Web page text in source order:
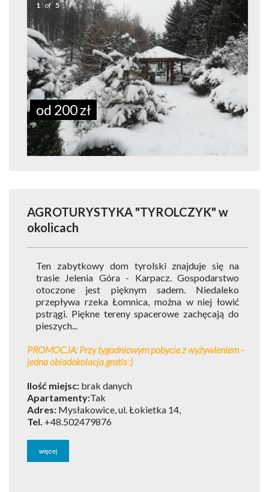
1 of 5
od 200 zł
AGROTURYSTYKA "TYROLCZYK" w
okolicach
Ten zabytkowy dom tyrolski znajduje się na
trasie Jelenia Góra - Karpacz. Gospodarstwo
otoczone jest pięknym sadem. Niedaleko
przepływa rzeka Łomnica, można w niej łowić
pstrągi. Piękne tereny spacerowe zachęcają do
pieszych...
PROMOCJA: Przy tygodniowym pobycie z wyżywieniem -
jedna obiadokolacja gratis :)
Ilość miejsc: brak danych
Apartamenty:Tak
Adres: Mysłakowice, ul. Łokietka 14,
Tel. +48.502479876
więcej